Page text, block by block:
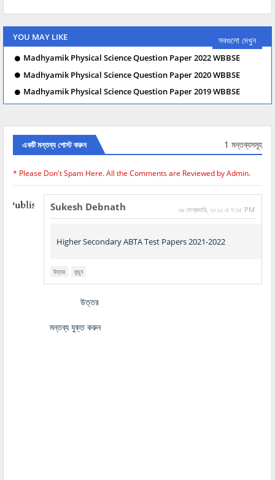
YOU MAY LIKE সবগুলো দেখুন
Madhyamik Physical Science Question Paper 2022 WBBSE
Madhyamik Physical Science Question Paper 2020 WBBSE
Madhyamik Physical Science Question Paper 2019 WBBSE
একটি মন্তব্য পোস্ট করুন 1 মন্তব্যসমূহ
* Please Don't Spam Here. All the Comments are Reviewed by Admin.
Sukesh Debnath ২৬ ফেব্রুয়ারি, ২০২২ এ ৭:২৫ PM
Higher Secondary ABTA Test Papers 2021-2022
উত্তর মুছুন
উত্তর
মন্তব্য যুক্ত করুন